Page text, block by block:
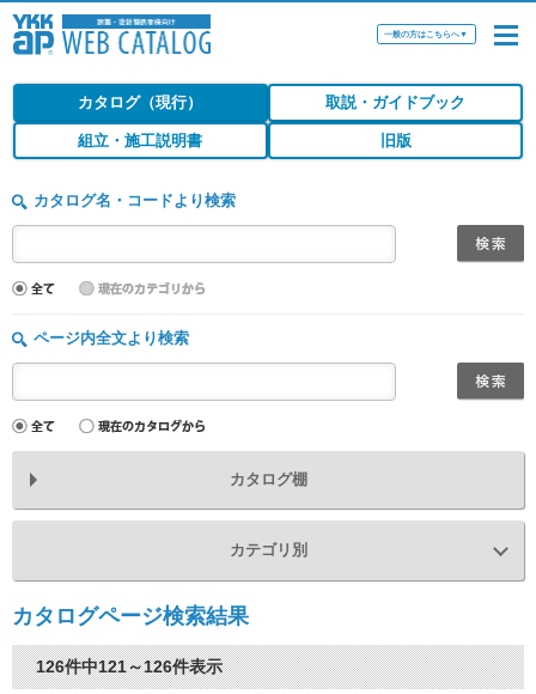
一般の方はこちらへ▼
カタログ（現行） 取説・ガイドブック
組立・施工説明書 旧版
カタログ名・コードより検索
ページ内全文より検索
カタログ棚
カテゴリ別
カタログページ検索結果
126件中121～126件表示